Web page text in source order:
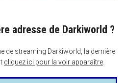
adresse de Darkiworld ?
de streaming Darkiworld, la dernière
cliquez ici pour la voir apparaître.